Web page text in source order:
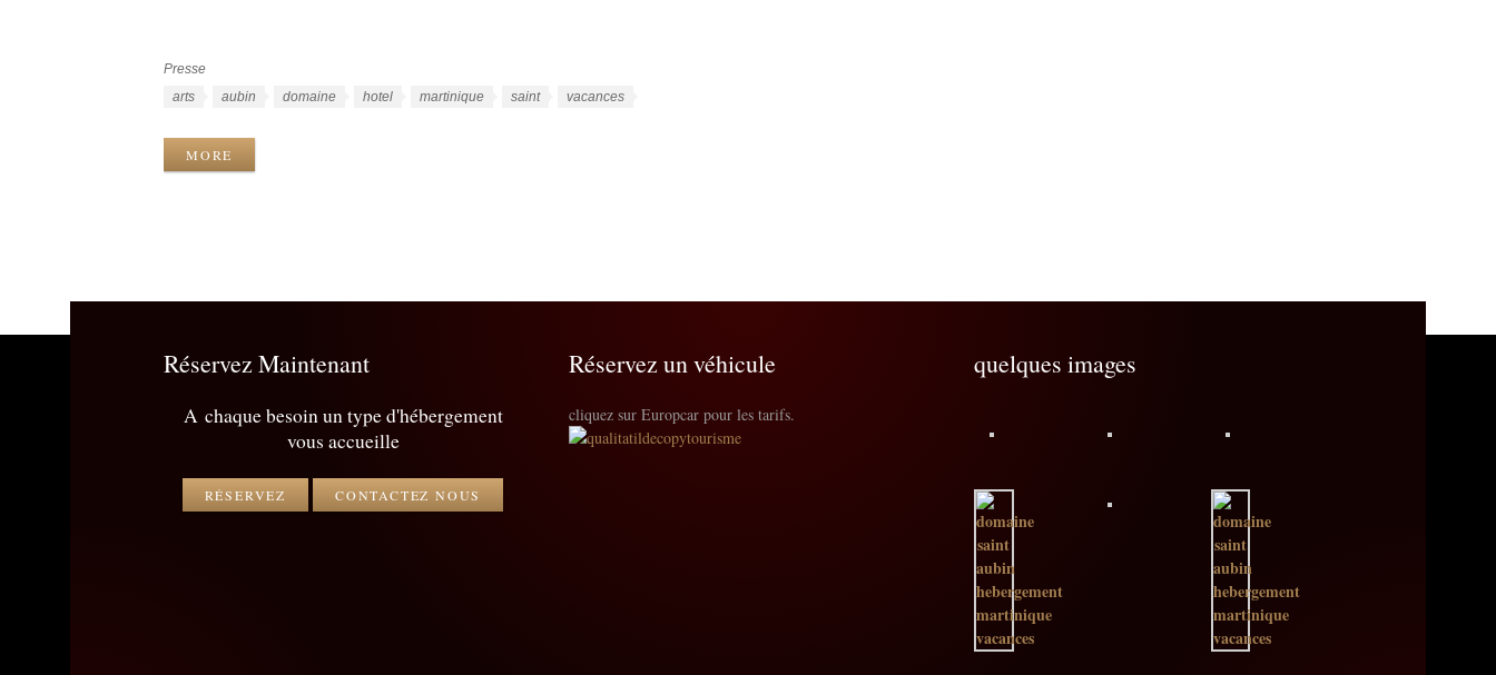
Catégories
Presse
Étiquettes
arts aubin domaine hotel martinique saint vacances
MORE
Réservez Maintenant
A chaque besoin un type d'hébergement
vous accueille
RÉSERVEZ CONTACTEZ NOUS
Réservez un véhicule
cliquez sur Europcar pour les tarifs.
quelques images